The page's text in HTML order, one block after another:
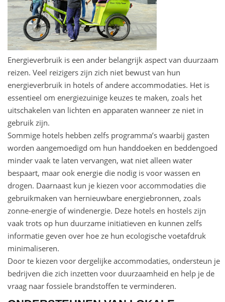
Energieverbruik is een ander belangrijk aspect van duurzaam
reizen. Veel reizigers zijn zich niet bewust van hun
energieverbruik in hotels of andere accommodaties. Het is
essentieel om energiezuinige keuzes te maken, zoals het
uitschakelen van lichten en apparaten wanneer ze niet in
gebruik zijn.
Sommige hotels hebben zelfs programma’s waarbij gasten
worden aangemoedigd om hun handdoeken en beddengoed
minder vaak te laten vervangen, wat niet alleen water
bespaart, maar ook energie die nodig is voor wassen en
drogen. Daarnaast kun je kiezen voor accommodaties die
gebruikmaken van hernieuwbare energiebronnen, zoals
zonne-energie of windenergie. Deze hotels en hostels zijn
vaak trots op hun duurzame initiatieven en kunnen zelfs
informatie geven over hoe ze hun ecologische voetafdruk
minimaliseren.
Door te kiezen voor dergelijke accommodaties, ondersteun je
bedrijven die zich inzetten voor duurzaamheid en help je de
vraag naar fossiele brandstoffen te verminderen.